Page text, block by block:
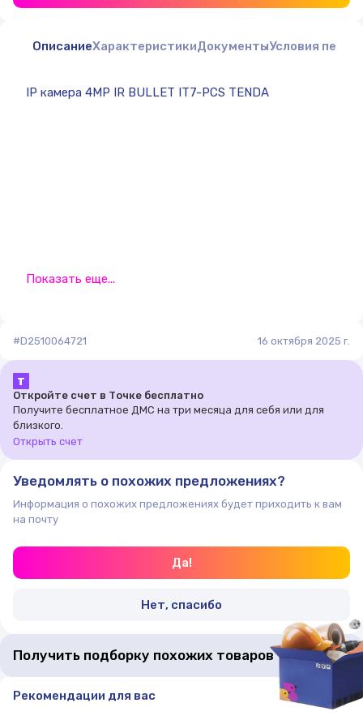
ОписаниеХарактеристикиДокументыУсловия
IP камера 4MP IR BULLET IT7-PCS TENDA
Показать еще...
#D2510064721 16 октября 2025 г.
Т
Откройте счет в Точке бесплатно
Получите бесплатное ДМС на три месяца для себя или для
близкого.
Открыть счет
Уведомлять о похожих предложениях?
Информация о похожих предложениях будет приходить к вам
на почту
Да!
Нет, спасибо
Получить подборку похожих товаров
Рекомендации для вас